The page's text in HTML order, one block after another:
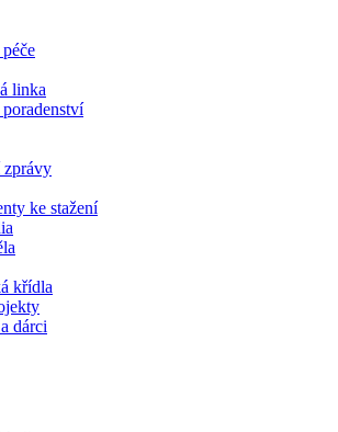
linka
ke stažení
křídla
dárci